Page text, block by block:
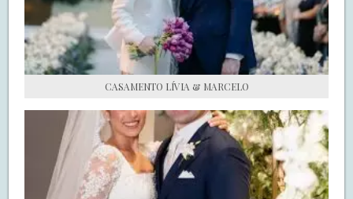
FALE COM O SAY I DO
CASAMENTO LÍVIA & MARCELO